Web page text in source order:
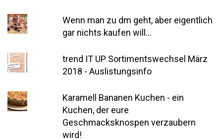
Wenn man zu dm geht, aber eigentlich
gar nichts kaufen will...
trend IT UP Sortimentswechsel März
2018 - Auslistungsinfo
Karamell Bananen Kuchen - ein
Kuchen, der eure
Geschmacksknospen verzaubern
wird!